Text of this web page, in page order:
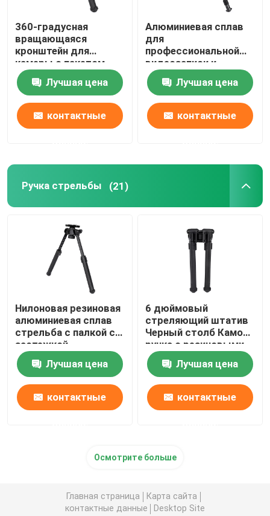
360-градусная
вращающаяся
кронштейн для
камеры с пакетом
кронштейна 1 х
Лучшая цена
контактные
Алюминиевая сплав
для
профессиональной
видеозаписи и
радиовещания
Лучшая цена
контактные
Ручка стрельбы (21)
Нилоновая резиновая
алюминиевая сплав
стрельба с палкой с
застежкой
Лучшая цена
контактные
6 дюймовый
стреляющий штатив
Черный столб Камо
ручка с резиновыми
ногами
Лучшая цена
контактные
Осмотрите больше
Главная страница
Карта сайта
контактные данные
Desktop Site